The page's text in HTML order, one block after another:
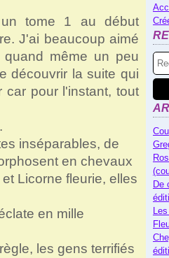
tome 1 au début
J'ai beaucoup aimé
même un peu
découvrir la suite qui
car pour l'instant, tout
inséparables, de
en chevaux
Licorne fleurie, elles
en mille
les gens terrifiés
De